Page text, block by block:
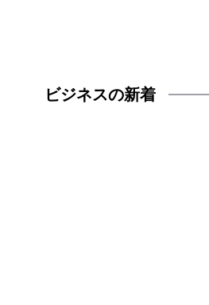
ビジネスの新着